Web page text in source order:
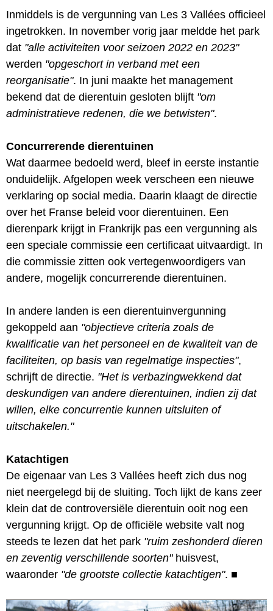
Inmiddels is de vergunning van Les 3 Vallées officieel
ingetrokken. In november vorig jaar meldde het park
dat "alle activiteiten voor seizoen 2022 en 2023"
werden "opgeschort in verband met een
reorganisatie". In juni maakte het management
bekend dat de dierentuin gesloten blijft "om
administratieve redenen, die we betwisten".
Concurrerende dierentuinen
Wat daarmee bedoeld werd, bleef in eerste instantie
onduidelijk. Afgelopen week verscheen een nieuwe
verklaring op social media. Daarin klaagt de directie
over het Franse beleid voor dierentuinen. Een
dierenpark krijgt in Frankrijk pas een vergunning als
een speciale commissie een certificaat uitvaardigt. In
die commissie zitten ook vertegenwoordigers van
andere, mogelijk concurrerende dierentuinen.
In andere landen is een dierentuinvergunning
gekoppeld aan "objectieve criteria zoals de
kwalificatie van het personeel en de kwaliteit van de
faciliteiten, op basis van regelmatige inspecties",
schrijft de directie. "Het is verbazingwekkend dat
deskundigen van andere dierentuinen, indien zij dat
willen, elke concurrentie kunnen uitsluiten of
uitschakelen."
Katachtigen
De eigenaar van Les 3 Vallées heeft zich dus nog
niet neergelegd bij de sluiting. Toch lijkt de kans zeer
klein dat de controversiële dierentuin ooit nog een
vergunning krijgt. Op de officiële website valt nog
steeds te lezen dat het park "ruim zeshonderd dieren
en zeventig verschillende soorten"huisvest,
waaronder "de grootste collectie katachtigen". ■